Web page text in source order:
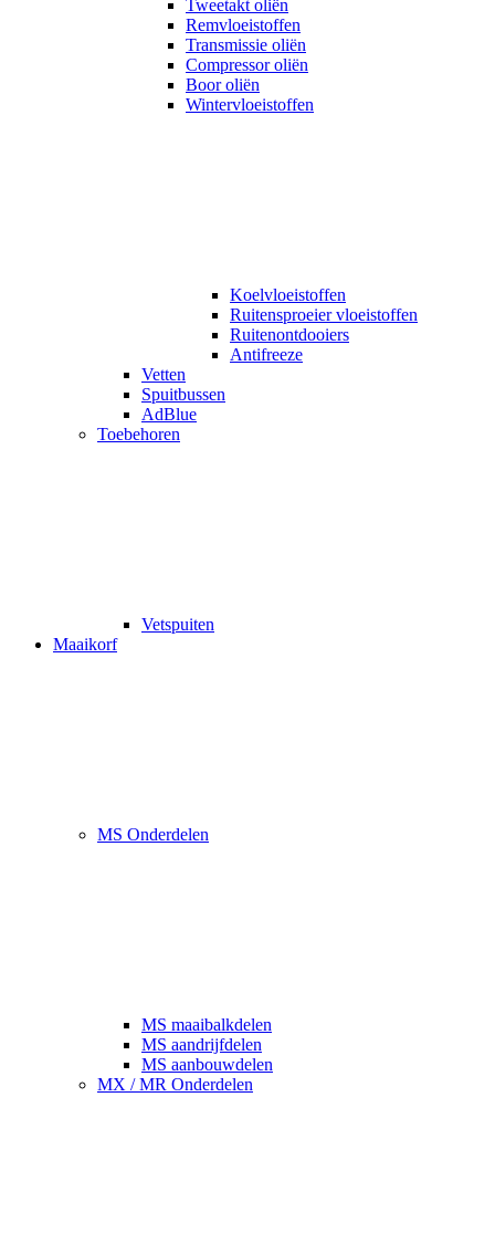
Tweetakt oliën
Remvloeistoffen
Transmissie oliën
Compressor oliën
Boor oliën
Wintervloeistoffen
Koelvloeistoffen
Ruitensproeier vloeistoffen
Ruitenontdooiers
Antifreeze
Vetten
Spuitbussen
AdBlue
Toebehoren
Vetspuiten
Maaikorf
MS Onderdelen
MS maaibalkdelen
MS aandrijfdelen
MS aanbouwdelen
MX / MR Onderdelen